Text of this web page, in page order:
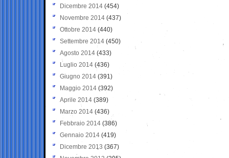
Dicembre 2014 (454)
Novembre 2014 (437)
Ottobre 2014 (440)
Settembre 2014 (450)
Agosto 2014 (433)
Luglio 2014 (436)
Giugno 2014 (391)
Maggio 2014 (392)
Aprile 2014 (389)
Marzo 2014 (436)
Febbraio 2014 (386)
Gennaio 2014 (419)
Dicembre 2013 (367)